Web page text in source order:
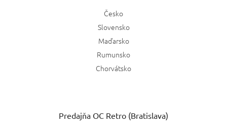
Česko
Slovensko
Maďarsko
Rumunsko
Chorvátsko
Predajňa OC Retro (Bratislava)